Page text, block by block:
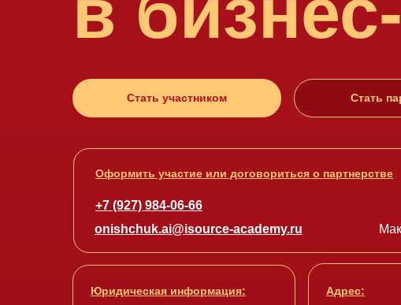
Стать
Стать участником
onishchuk.ai@isource-academy.ru
+7 (927) 984-06-66
Оформить участие или договориться о партнерстве
Адрес:
Юридическая информация: